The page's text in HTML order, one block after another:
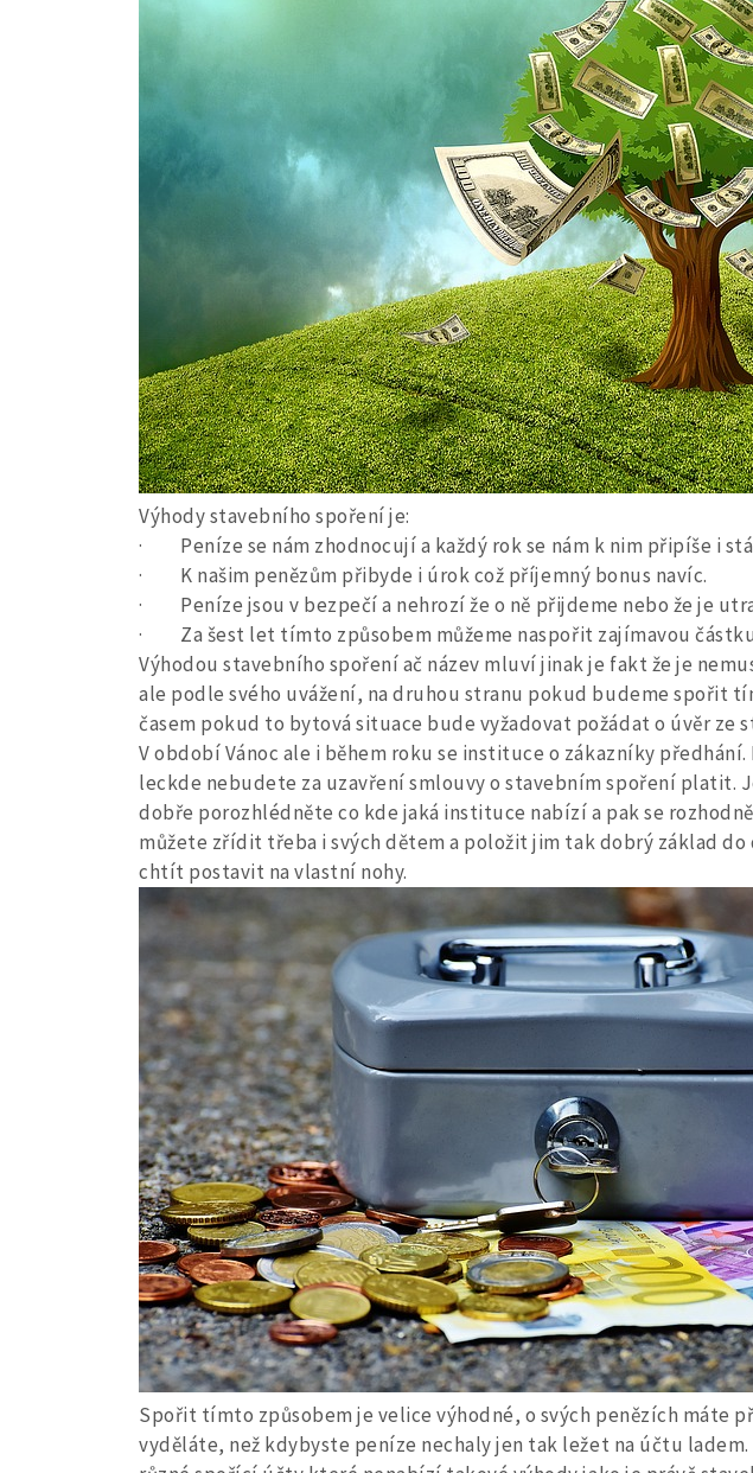
Výhody stavebního spoření je:
· Peníze se nám zhodnocují a každý rok se nám k nim připíše i
· K našim penězům přibyde i úrok což příjemný bonus navíc.
· Peníze jsou v bezpečí a nehrozí že o ně přijdeme nebo že je
· Za šest let tímto způsobem můžeme naspořit zajímavou
Výhodou stavebního spoření ač název mluví jinak je fakt že je
ale podle svého uvážení, na druhou stranu pokud budeme spořit
časem pokud to bytová situace bude vyžadovat požádat o úvěr ze
V období Vánoc ale i během roku se instituce o zákazníky předhání.
leckde nebudete za uzavření smlouvy o stavebním spoření platit.
dobře porozhlédněte co kde jaká instituce nabízí a pak se
můžete zřídit třeba i svých dětem a položit jim tak dobrý základ do
chtít postavit na vlastní nohy.
Spořit tímto způsobem je velice výhodné, o svých penězích máte
vyděláte, než kdybyste peníze nechaly jen tak ležet na účtu